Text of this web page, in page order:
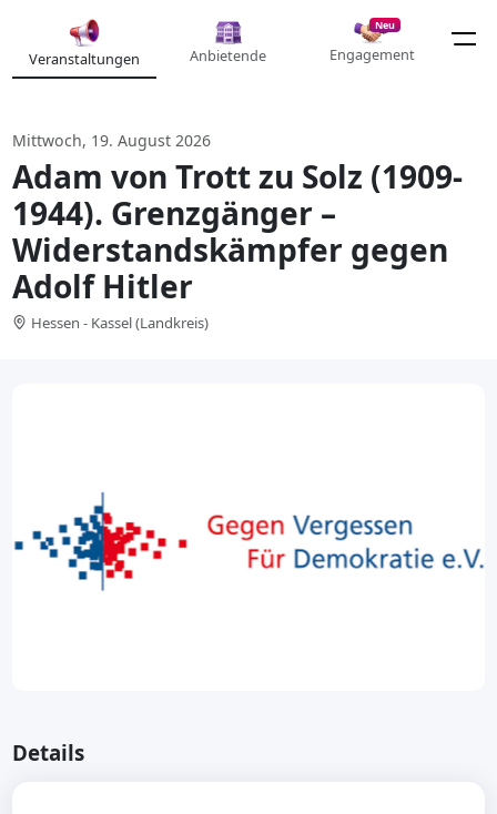
Veranstaltungen Anbietende
Neu
Engagement
Mittwoch, 19. August 2026
Adam von Trott zu Solz (1909-
1944). Grenzgänger –
Widerstandskämpfer gegen
Adolf Hitler
Hessen - Kassel (Landkreis)
Details